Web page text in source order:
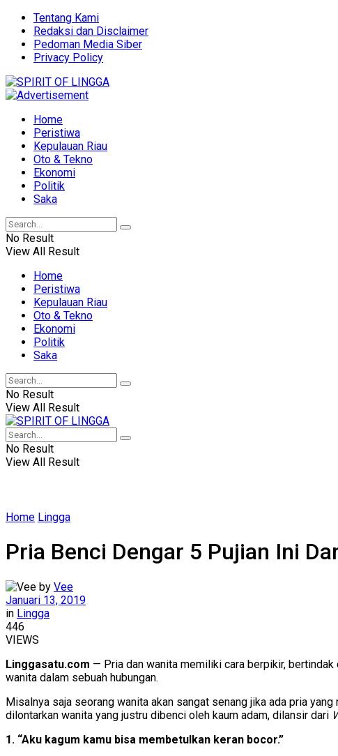
Tentang Kami
Redaksi dan Disclaimer
Pedoman Media Siber
Privacy Policy
Home
Peristiwa
Kepulauan Riau
Oto & Tekno
Ekonomi
Politik
Saka
No Result
View All Result
Home
Peristiwa
Kepulauan Riau
Oto & Tekno
Ekonomi
Politik
Saka
No Result
View All Result
No Result
View All Result
Home Lingga
Pria Benci Dengar 5 Pujian Ini
by Vee
Januari 13, 2019
in Lingga
446
VIEWS
Linggasatu.com — Pria dan wanita memiliki cara berpikir,
wanita dalam sebuah hubungan.
Misalnya saja seorang wanita akan sangat senang jika ada pria
dilontarkan wanita yang justru dibenci oleh kaum adam, dilansir dari
1. “Aku kagum kamu bisa membetulkan keran bocor.”